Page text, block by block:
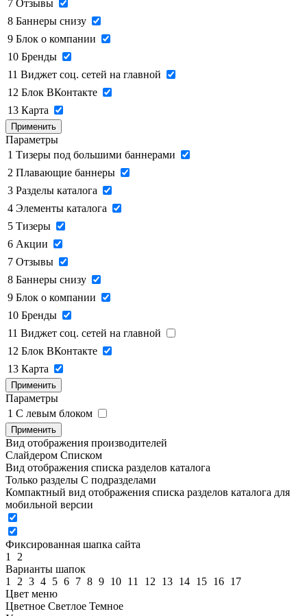
7 Отзывы
8 Баннеры снизу
9 Блок о компании
10 Бренды
11 Виджет соц. сетей на главной
12 Блок ВКонтакте
13 Карта
Применить
Параметры
1 Тизеры под большими баннерами
2 Плавающие баннеры
3 Разделы каталога
4 Элементы каталога
5 Тизеры
6 Акции
7 Отзывы
8 Баннеры снизу
9 Блок о компании
10 Бренды
11 Виджет соц. сетей на главной
12 Блок ВКонтакте
13 Карта
Применить
Параметры
1 C левым блоком
Применить
Вид отображения производителей
Слайдером Списком
Вид отображения списка разделов каталога
Только разделы С подразделами
Компактный вид отображения списка разделов каталога для
мобильной версии
Фиксированная шапка сайта
1
2
Варианты шапок
1
2 3 4 5 6 7 8 9 10 11 12 13 14 15 16 17
Цвет меню
Цветное Светлое Темное